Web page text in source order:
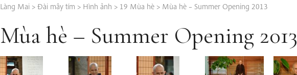
Làng Mai> Đài mây tím > Hình ảnh > 19 Mùa hè> Mùa hè – Summer Opening 2013
Mùa hè – Summer Opening 2013